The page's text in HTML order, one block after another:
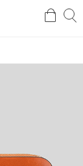
검